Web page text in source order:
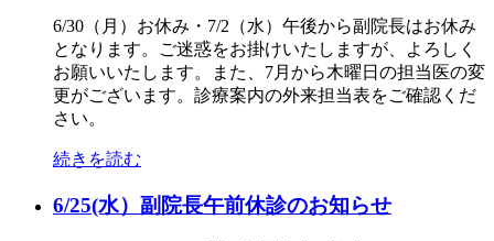
6/30（月）お休み・7/2（水）午後から副院長はお休み
となります。ご迷惑をお掛けいたしますが、よろしく
お願いいたします。また、7月から木曜日の担当医の変
更がございます。診療案内の外来担当表をご確認くだ
さい。
続きを読む
6/25(水）副院長午前休診のお知らせ